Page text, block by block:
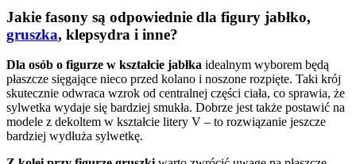
Jakie fasony są odpowiednie dla figury jabłko,
gruszka, klepsydra i inne?
Dla osób o figurze w kształcie jabłka idealnym wyborem będą
płaszcze sięgające nieco przed kolano i noszone rozpięte. Taki krój
skutecznie odwraca wzrok od centralnej części ciała, co sprawia, że
sylwetka wydaje się bardziej smukła. Dobrze jest także postawić na
modele z dekoltem w kształcie litery V – to rozwiązanie jeszcze
bardziej wydłuża sylwetkę.